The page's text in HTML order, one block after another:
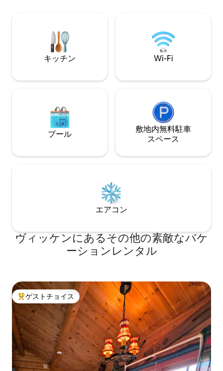
自転車をレンタル
散歩したり、地元
したりすることが
キッチン Wi-Fi
プール
敷地内無料駐⁠車
ス⁠ペ⁠ー⁠ス
エアコン
ヴィッケンにあるその他の素敵なバケ
ーションレンタル
大好評のゲストチョイスです。
ゲストチョイス